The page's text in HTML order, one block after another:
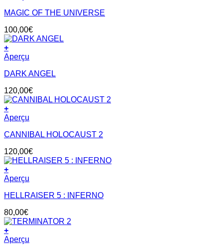
MAGIC OF THE UNIVERSE
100,00€
+
Aperçu
DARK ANGEL
120,00€
+
Aperçu
CANNIBAL HOLOCAUST 2
120,00€
+
Aperçu
HELLRAISER 5 : INFERNO
80,00€
+
Aperçu